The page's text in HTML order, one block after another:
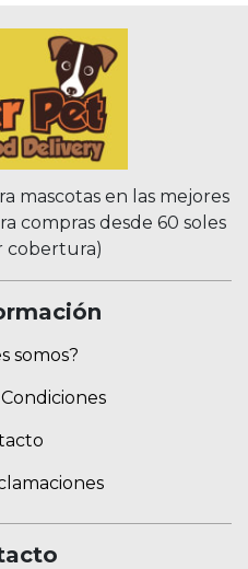
mascotas en las mejores
compras desde 60 soles
cobertura)
somos?